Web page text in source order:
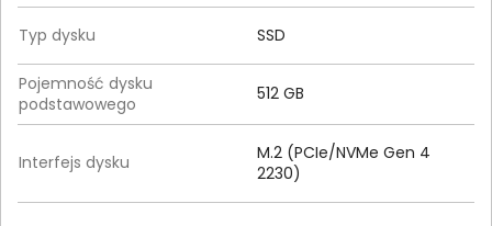
Typ dysku SSD
Pojemność dysku
podstawowego
512 GB
Interfejs dysku
M.2 (PCIe/NVMe Gen 4
2230)